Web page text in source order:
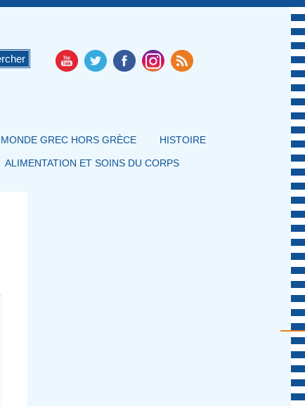
MONDE GREC HORS GRÈCE HISTOIRE
ALIMENTATION ET SOINS DU CORPS